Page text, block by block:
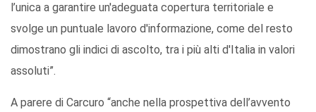
l’unica a garantire un'adeguata copertura territoriale e
svolge un puntuale lavoro d'informazione, come del resto
dimostrano gli indici di ascolto, tra i più alti d'Italia in valori
assoluti”.
A parere di Carcuro “anche nella prospettiva dell’avvento